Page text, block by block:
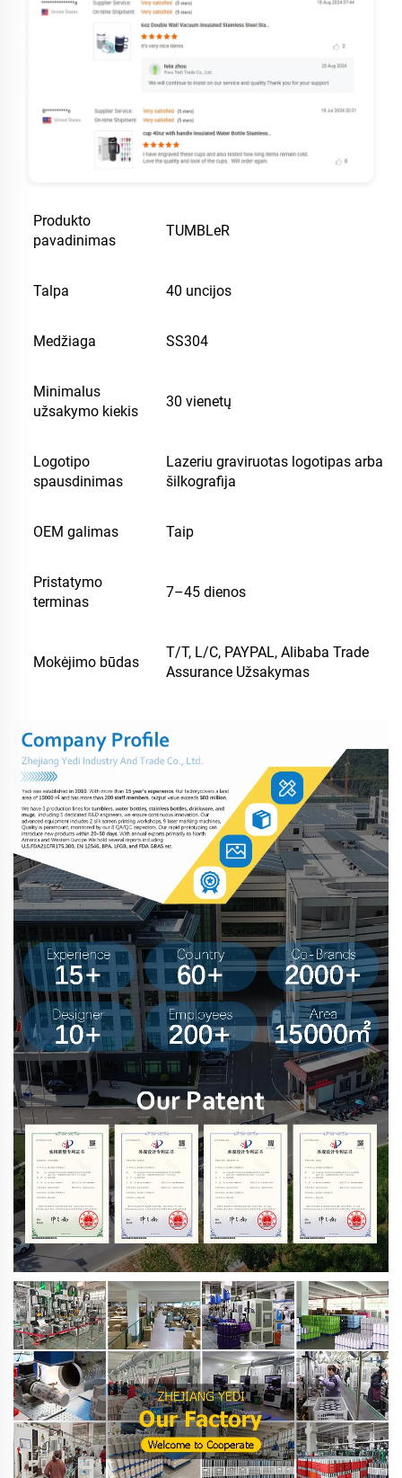
Produkto
pavadinimas
TUMBLeR
Talpa 40 uncijos
Medžiaga SS304
Minimalus
užsakymo kiekis
30 vienetų
Logotipo
spausdinimas
Lazeriu graviruotas logotipas arba
šilkografija
OEM galimas Taip
Pristatymo
terminas
7–45 dienos
Mokėjimo būdas
T/T, L/C, PAYPAL, Alibaba Trade
Assurance Užsakymas